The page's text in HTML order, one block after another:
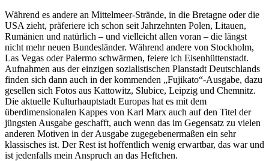
Während es andere an Mittelmeer-Strände, in die Bretagne oder die
USA zieht, präferiere ich schon seit Jahrzehnten Polen, Litauen,
Rumänien und natürlich – und vielleicht allen voran – die längst
nicht mehr neuen Bundesländer. Während andere von Stockholm,
Las Vegas oder Palermo schwärmen, feiere ich Eisenhüttenstadt.
Aufnahmen aus der einzigen sozialistischen Planstadt Deutschlands
finden sich dann auch in der kommenden „Fujikato“-Ausgabe, dazu
gesellen sich Fotos aus Kattowitz, Slubice, Leipzig und Chemnitz.
Die aktuelle Kulturhauptstadt Europas hat es mit dem
überdimensionalen Kappes von Karl Marx auch auf den Titel der
jüngsten Ausgabe geschafft, auch wenn das im Gegensatz zu vielen
anderen Motiven in der Ausgabe zugegebenermaßen ein sehr
klassisches ist. Der Rest ist hoffentlich wenig erwartbar, das war und
ist jedenfalls mein Anspruch an das Heftchen.